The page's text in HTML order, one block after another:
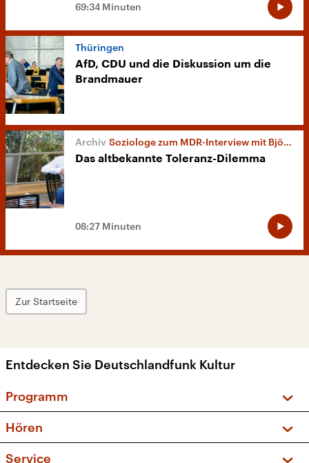
69:34 Minuten
Thüringen
AfD, CDU und die Diskussion um die
Brandmauer
Soziologe zum MDR-Interview mit Björn Höcke
Das altbekannte Toleranz-Dilemma
08:27 Minuten
Zur Startseite
Entdecken Sie Deutschlandfunk Kultur
Programm
Sendungen und Podcasts
Hören
Service